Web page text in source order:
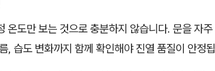
온도만 보는 것으로 충분하지 않습니다. 문을 자
, 습도 변화까지 함께 확인해야 진열 품질이 안정